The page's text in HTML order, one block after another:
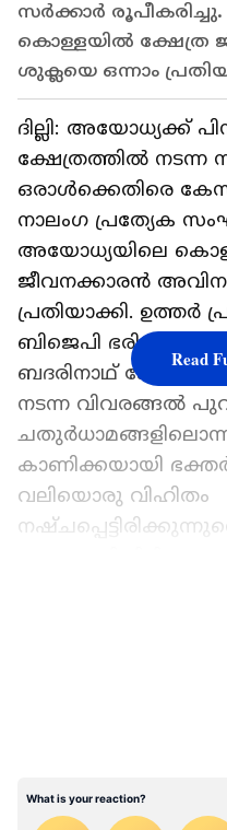
സര്‍ക്കാര്‍
കൊള്ളയില്‍ ക്ഷേത്ര
ശുക്ലയെ ഒന്നാം
ദില്ലി: അയോധ്യക്ക്
ക്ഷേത്രത്തില്‍
ഒരാള്‍ക്കെതിരെ
നാലംഗ പ്രത്യേക
അയോധ്യയിലെ
ജീവനക്കാരന്‍
പ്രതിയാക്കി. ഉത്തര്‍
ബിജെപി ഭരിക്കുന്ന
ബദരിനാഥ്
നടന്ന വിവരങ്ങൽ
കാണിക്കയായി
വലിയൊരു വിഹിതം
പ്രമോദ്
Read